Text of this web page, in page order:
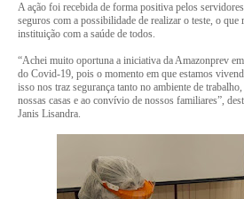
A ação foi recebida de forma positiva pelos
seguros com a possibilidade de realizar o teste, o que
instituição com a saúde de todos.
“Achei muito oportuna a iniciativa da Amazonprev
do Covid-19, pois o momento em que estamos
isso nos traz segurança tanto no ambiente de
nossas casas e ao convívio de nossos familiares”,
Janis Lisandra.